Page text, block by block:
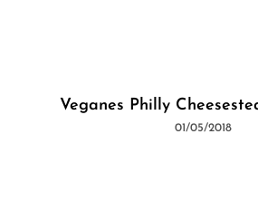
Veganes Philly
01/05/2018